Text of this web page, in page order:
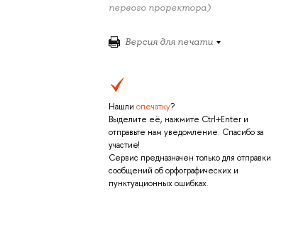
первого проректора)
Версия для печати
Нашли опечатку?
Выделите её, нажмите Ctrl+Enter и
отправьте нам уведомление. Спасибо за
участие!
Сервис предназначен только для отправки
сообщений об орфографических и
пунктуационных ошибках.